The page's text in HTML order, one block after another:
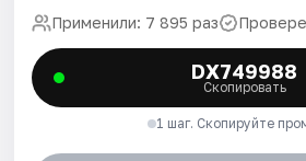
Применили: 7 895 раз
DX749988
Скопировать
1 шаг. Скопируйте